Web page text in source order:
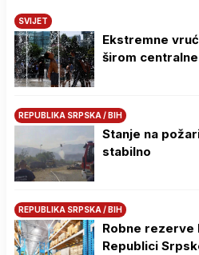
SVIJET
Ekstremne
širom
REPUBLIKA SRPSKA / BIH
Stanje na
stabilno
REPUBLIKA SRPSKA / BIH
Robne rezerve
Republici